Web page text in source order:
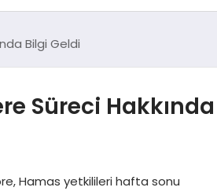
Bilgi Geldi
Süreci Hakkında
Hamas yetkilileri hafta sonu